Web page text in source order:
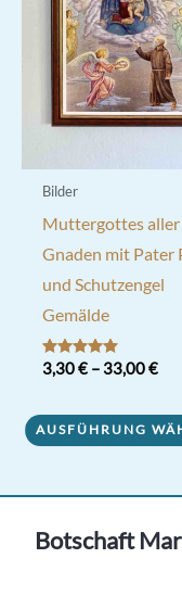
Bilder
Muttergottes aller
Gnaden mit Pater
und Schutzengel
Gemälde
Bewertet mit
5.00
3,30€– 33,00€
AUSFÜHRUNG
Produkt
mehrere
auf.
Botschaft